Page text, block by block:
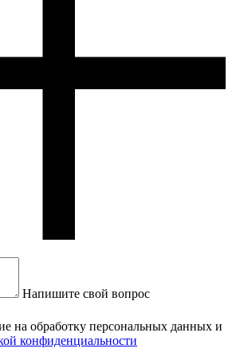
Напишите свой вопрос
на обработку персональных данных и
конфиденциальности